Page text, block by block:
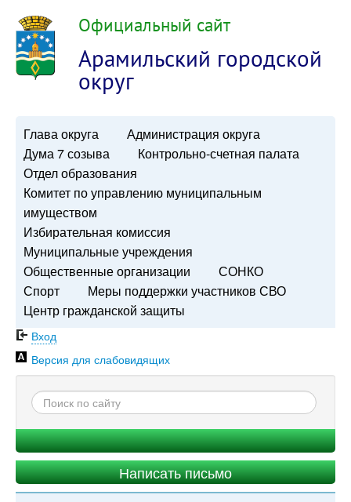
Официальный сайт
Арамильский городской
округ
Глава округа
Администрация округа
Дума 7 созыва
Контрольно-счетная палата
Отдел образования
Комитет по управлению муниципальным
имуществом
Избирательная комиссия
Муниципальные учреждения
Общественные организации
СОНКО
Спорт
Меры поддержки участников СВО
Центр гражданской защиты
Вход
Версия для слабовидящих
Написать письмо